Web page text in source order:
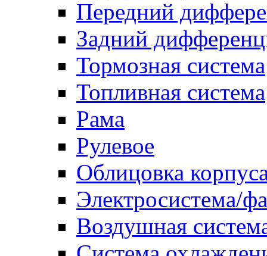
Передний
Задний
Тормозная система
Топливная система
Рама
Рулевое
Облицовка
Электросистема/
Воздушная